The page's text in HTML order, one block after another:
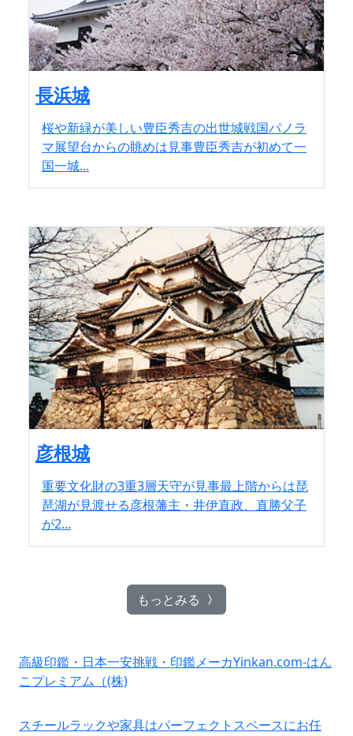
長浜城
桜や新緑が美しい豊臣秀吉の出世城戦国パノラ
マ展望台からの眺めは見事豊臣秀吉が初めて一
国一城...
彦根城
重要文化財の3重3層天守が見事最上階からは琵
琶湖が見渡せる彦根藩主・井伊直政、直勝父子
が2...
もっとみる
高級印鑑・日本一安挑戦・印鑑メーカYinkan.com-はん
こプレミアム（(株)
スチールラックや家具はパーフェクトスペースにお任